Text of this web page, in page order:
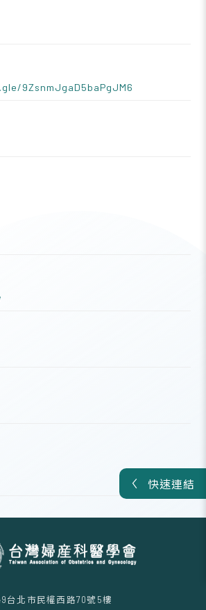
快速連結
9ZsnmJgaD5baPgJM6
台北市民權西路70號5樓